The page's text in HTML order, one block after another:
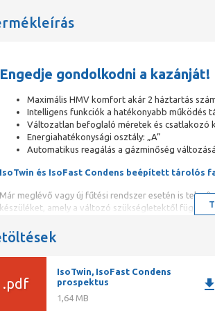
Engedje gondolkodni a kazánját!
Maximális HMV komfort akár 2 háztartás
Intelligens funkciók a hatékonyabb működés
Változatlan befoglaló méretek és csatlakozó
Energiahatékonysági osztály: „A”
Automatikus reagálás a gázminőség
IsoTwin és IsoFast Condens beépített tárolós
Már meglévő vagy új fűtési rendszer esetén is
készüléket, amely a változó szükségletektől
Az új IsoTwin Condens teljes mértékben képes
vagy ikerházak számára. Ez a hőtermelő a
felhasználási helyet tud kellő mennyiségű meleg
200 m2 alapterületű lakóingatlanokat. Az IsoTwin
tárolót tartalmaz. Ennek köszönhetően 10 percen
ingadozások nélkül egy forró kádfürdőhöz.
csak akkor melegíti fel a HMV tárolókat, amennyiben
.pdf
IsoTwin, IsoFast Condens
prospektus
1,64 MB
download